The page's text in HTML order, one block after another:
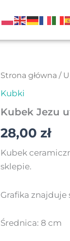
Strona główna /
Kubki
Kubek Jezu
28,00 zł
Kubek
sklepie.
Grafika znajduje
Średnica: 8 cm
ilość
Jezu
Tobie